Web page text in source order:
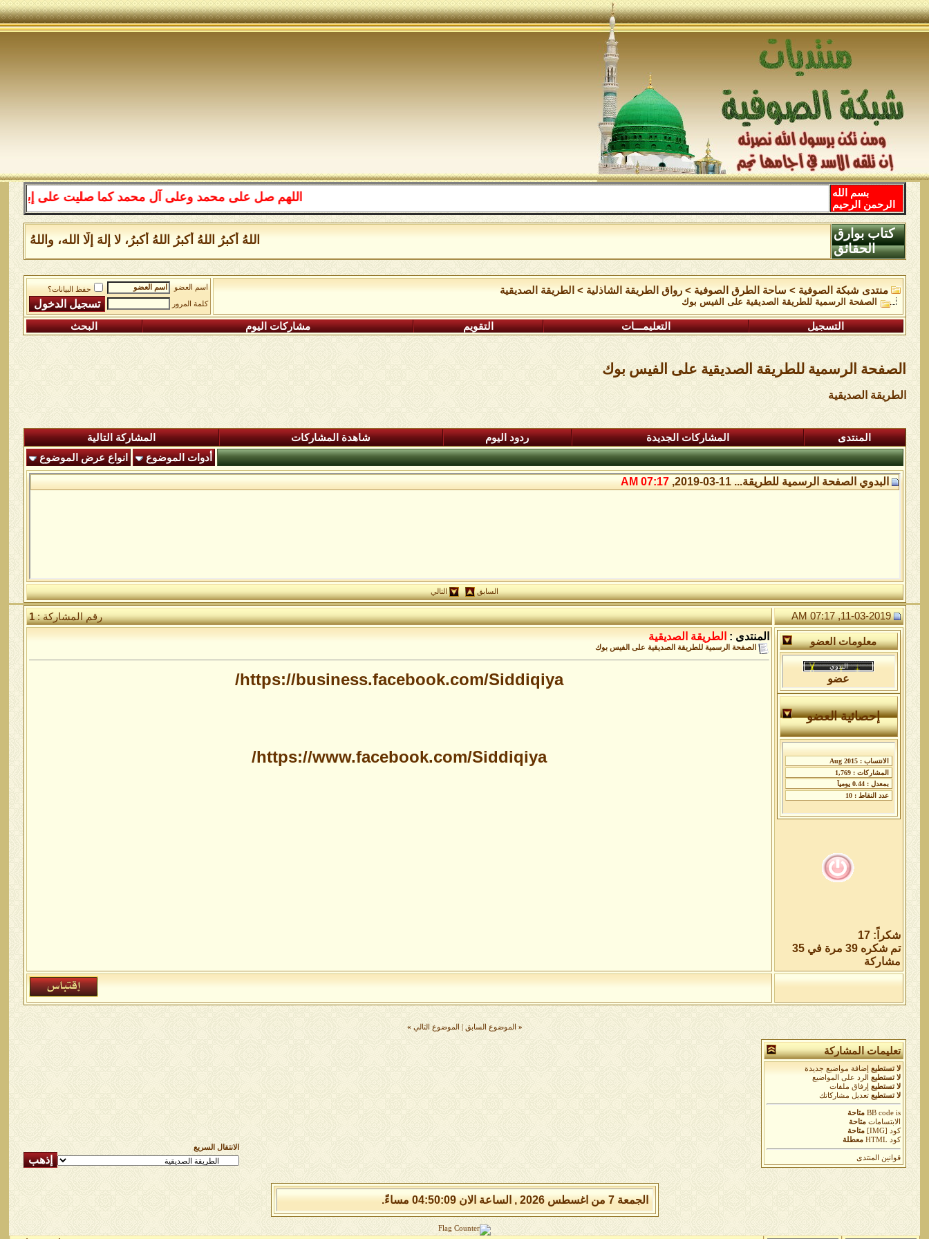
اللهم صل على محمد وعلى آل محمد كما صليت على إبراهيم
بسم الله
الرحمن الرحيم
اللهُ أكبرُ اللهُ أكبرُ اللهُ أكبرُ، لا إلهَ إلَّا الله، واللهُ
كتاب بوارق
الحقائق
منتدى شبكة الصوفية > ساحة الطرق الصوفية >رواق الطريقة الشاذلية > الطريقة الصديقية
الصفحة الرسمية للطريقة الصديقية على الفيس بوك
اسم العضو
حفظ البيانات؟
كلمة المرور
التسجيل التعليمـــات التقويم مشاركات اليوم البحث
الصفحة الرسمية للطريقة الصديقية على الفيس بوك
الطريقة الصديقية
المنتدى المشاركات الجديدة ردود اليوم شاهدة المشاركات
المشاركة التالية
أدوات الموضوع
انواع عرض الموضوع
البدوي الصفحة الرسمية للطريقة...11-03-2019,
07:17 AM
السابق التالي
11-03-2019, 07:17 AM رقم المشاركة :1
معلومات العضو
عضو
إحصائية العضو
شكراً: 17
تم شكره 39 مرة في 35
مشاركة
المنتدى : الطريقة الصديقية
الصفحة الرسمية للطريقة الصديقية على الفيس بوك
https://business.facebook.com/Siddiqiya/
https://www.facebook.com/Siddiqiya/
« الموضوع السابق الموضوع التالي »
تعليمات المشاركة
لا تستطيع
إضافة مواضيع جديدة
لا تستطيع
الرد على المواضيع
لا تستطيع
إرفاق ملفات
لا تستطيع تعديل مشاركاتك
BB codeis
متاحة
الابتسامات متاحة
كود [IMG]
متاحة
كود HTML
معطلة
قوانين المنتدى
الانتقال السريع
الجمعة 7 من اغسطس 2026 , الساعة الان 04:50:09 مساءً.